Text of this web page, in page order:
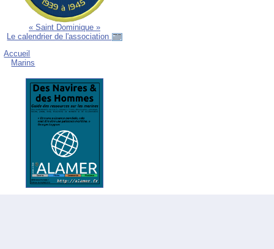
« Saint Dominique »
Le calendrier de l'association
Accueil
Marins